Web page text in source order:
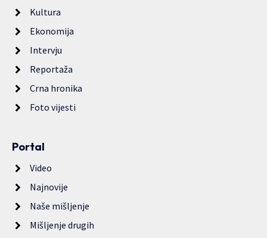
Kultura
Ekonomija
Intervju
Reportaža
Crna hronika
Foto vijesti
Portal
Video
Najnovije
Naše mišljenje
Mišljenje drugih